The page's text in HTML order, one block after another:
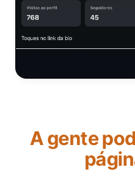
A gente